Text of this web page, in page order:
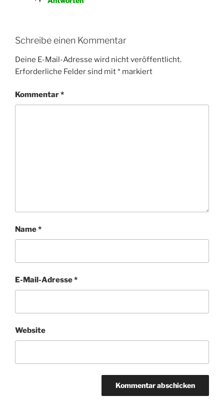
Schreibe einen Kommentar
Deine E-Mail-Adresse wird nicht veröffentlicht.
Erforderliche Felder sind mit* markiert
Kommentar*
Name*
E-Mail-Adresse*
Website